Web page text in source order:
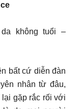
không tuổi –
bất cứ diễn đàn
nhân từ đâu,
gặp rắc rối với